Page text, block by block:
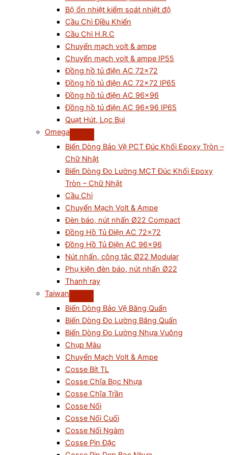
Bộ ổn nhiệt kiểm soát nhiệt độ
Cầu Chì Điều Khiển
Cầu Chì H.R.C
Chuyển mạch volt & ampe
Chuyển mạch volt & ampe IP55
Đồng hồ tủ điện AC 72×72
Đồng hồ tủ điện AC 72×72 IP65
Đồng hồ tủ điện AC 96×96
Đồng hồ tủ điện AC 96×96 IP65
Quạt Hút, Lọc Bụi
Omega
Biến Dòng Bảo Vệ PCT Đúc Khối Epoxy Tròn –
Chữ Nhật
Biến Dòng Đo Lường MCT Đúc Khối Epoxy
Tròn – Chữ Nhật
Cầu Chì
Chuyển Mạch Volt & Ampe
Đèn báo, nút nhấn Ø22 Compact
Đồng Hồ Tủ Điện AC 72×72
Đồng Hồ Tủ Điện AC 96×96
Nút nhấn, công tắc Ø22 Modular
Phụ kiện đèn báo, nút nhấn Ø22
Thanh ray
Taiwan
Biến Dòng Bảo Vệ Băng Quấn
Biến Dòng Đo Lường Băng Quấn
Biến Dòng Đo Lường Nhựa Vuông
Chụp Màu
Chuyển Mạch Volt & Ampe
Cosse Bít TL
Cosse Chĩa Bọc Nhựa
Cosse Chĩa Trần
Cosse Nối
Cosse Nối Cuối
Cosse Nối Ngàm
Cosse Pin Đặc